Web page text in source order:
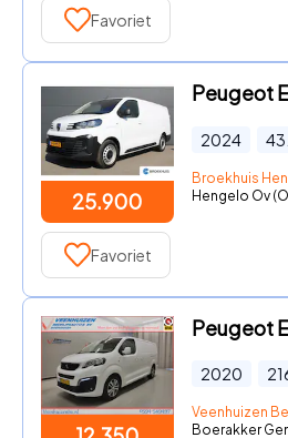
Favoriet
25.900
2024
Broekhuis
Hengelo Ov
Favoriet
2020
Veenhuizen
Boerakker